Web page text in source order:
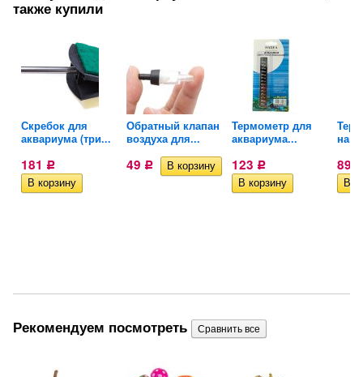
также купили
Скребок для
аквариума (три...
181 Р
Обратный клапан
воздуха для...
49 Р
Термометр для
аквариума...
123 Р
Рекомендуем посмотреть